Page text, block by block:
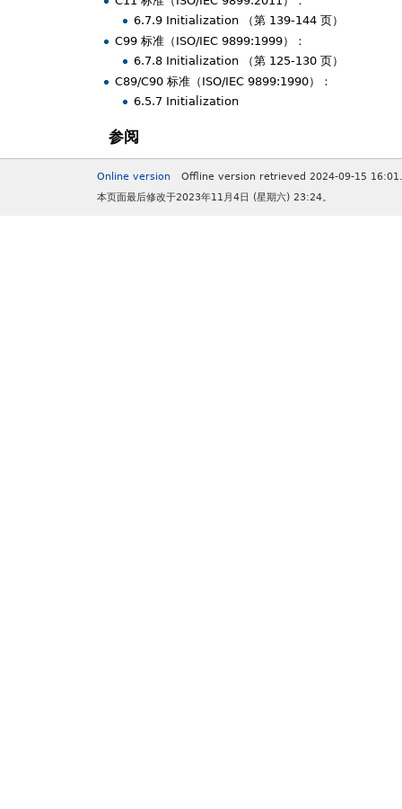
6.7.9 Initialization （第 139-144 页）
C99 标准（ISO/IEC 9899:1999）：
6.7.8 Initialization （第 125-130 页）
C89/C90 标准（ISO/IEC 9899:1990）：
6.5.7 Initialization
参阅
Online version
Offline version retrieved 2024-09-15 16:01.
本页面最后修改于2023年11月4日 (星期六) 23:24。